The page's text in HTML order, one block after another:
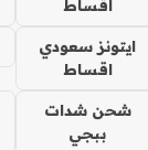
اقساط
ايتونز سعودي
اقساط
شحن شدات
ببجي